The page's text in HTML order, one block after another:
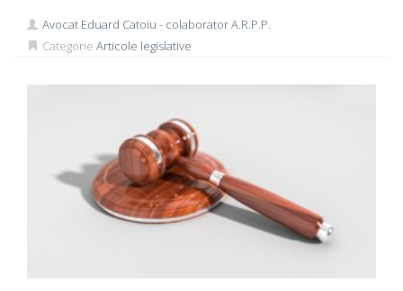
Avocat Eduard Catoiu - colaborator A.R.P.P.
Categorie Articole legislative